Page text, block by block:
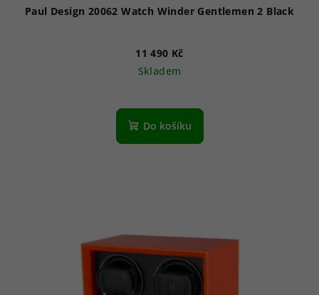
Paul Design 20062 Watch Winder Gentlemen 2 Black
11 490 Kč
Skladem
Do košíku